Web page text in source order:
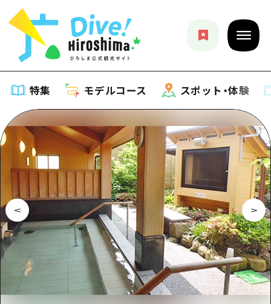
特集 モデルコース スポット・体験
特集
特集一覧
おすすめ
アート
イベント・祭り
グルメ・酒
サイクリング
モデルコース
モデルコース一覧
Dive! Hiroshima 公式ガイド
広島もしもトラベル
あたらしい非日常
スポット・体験
スポット・体験一覧
広島市周辺
安芸
イベント
旬情報